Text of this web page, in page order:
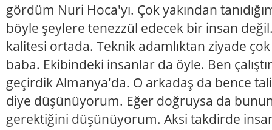
gördüm Nuri Hoca'yı. Çok yakından
böyle şeylere tenezzül edecek bir insan
kalitesi ortada. Teknik adamlıktan ziyade
baba. Ekibindeki insanlar da öyle. Ben
geçirdik Almanya'da. O arkadaş da bence
diye düşünüyorum. Eğer doğruysa da bunun
gerektiğini düşünüyorum. Aksi takdirde